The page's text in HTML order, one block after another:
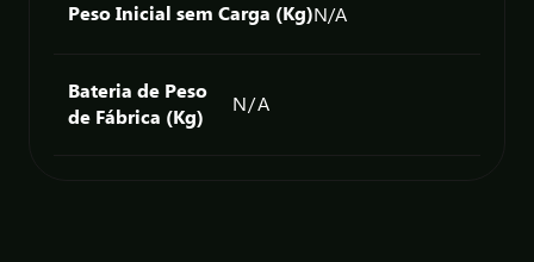
Peso Inicial sem Carga (Kg)N/A
Bateria de Peso
de Fábrica (Kg)
N/A